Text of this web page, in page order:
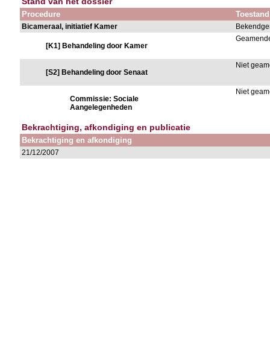
Procedure Toestand
Bicameraal, initiatief Kamer
[K1] Behandeling door Kamer
[S2] Behandeling door Senaat
Niet
Commissie: Sociale
Aangelegenheden
Niet
Bekrachtiging, afkondiging en publicatie
Bekrachtiging en afkondiging
21/12/2007